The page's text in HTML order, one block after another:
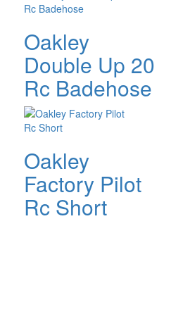
Oakley
Double Up 20
Rc Badehose
Oakley
Factory Pilot
Rc Short